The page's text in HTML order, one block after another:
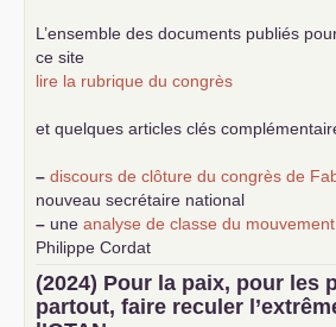
L’ensemble des documents publiés
ce site
lire la rubrique du congrès
et quelques articles clés
– discours de clôture du congrès de
nouveau secrétaire national
– une analyse de classe du
Philippe Cordat
–
un texte de Jean-Claude Delaunay
science sociale de notre temps
–un appel proposé aux partis
(2024) Pour la paix, pour les
partout, faire reculer